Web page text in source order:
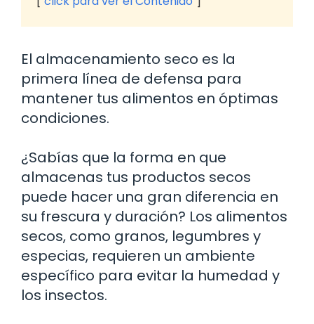
El almacenamiento seco es la
primera línea de defensa para
mantener tus alimentos en óptimas
condiciones.
¿Sabías que la forma en que
almacenas tus productos secos
puede hacer una gran diferencia en
su frescura y duración? Los alimentos
secos, como granos, legumbres y
especias, requieren un ambiente
específico para evitar la humedad y
los insectos.